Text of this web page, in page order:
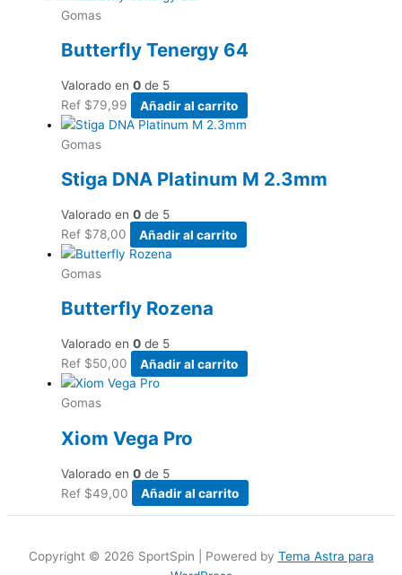
Gomas
Butterfly Tenergy 64
Valorado en 0 de 5
Ref $79,99 Añadir al carrito
Gomas
Stiga DNA Platinum M 2.3mm
Valorado en 0 de 5
Ref $78,00 Añadir al carrito
Gomas
Butterfly Rozena
Valorado en 0 de 5
Ref $50,00 Añadir al carrito
Gomas
Xiom Vega Pro
Valorado en 0 de 5
Ref $49,00 Añadir al carrito
Copyright © 2026 SportSpin | Powered by Tema Astra para